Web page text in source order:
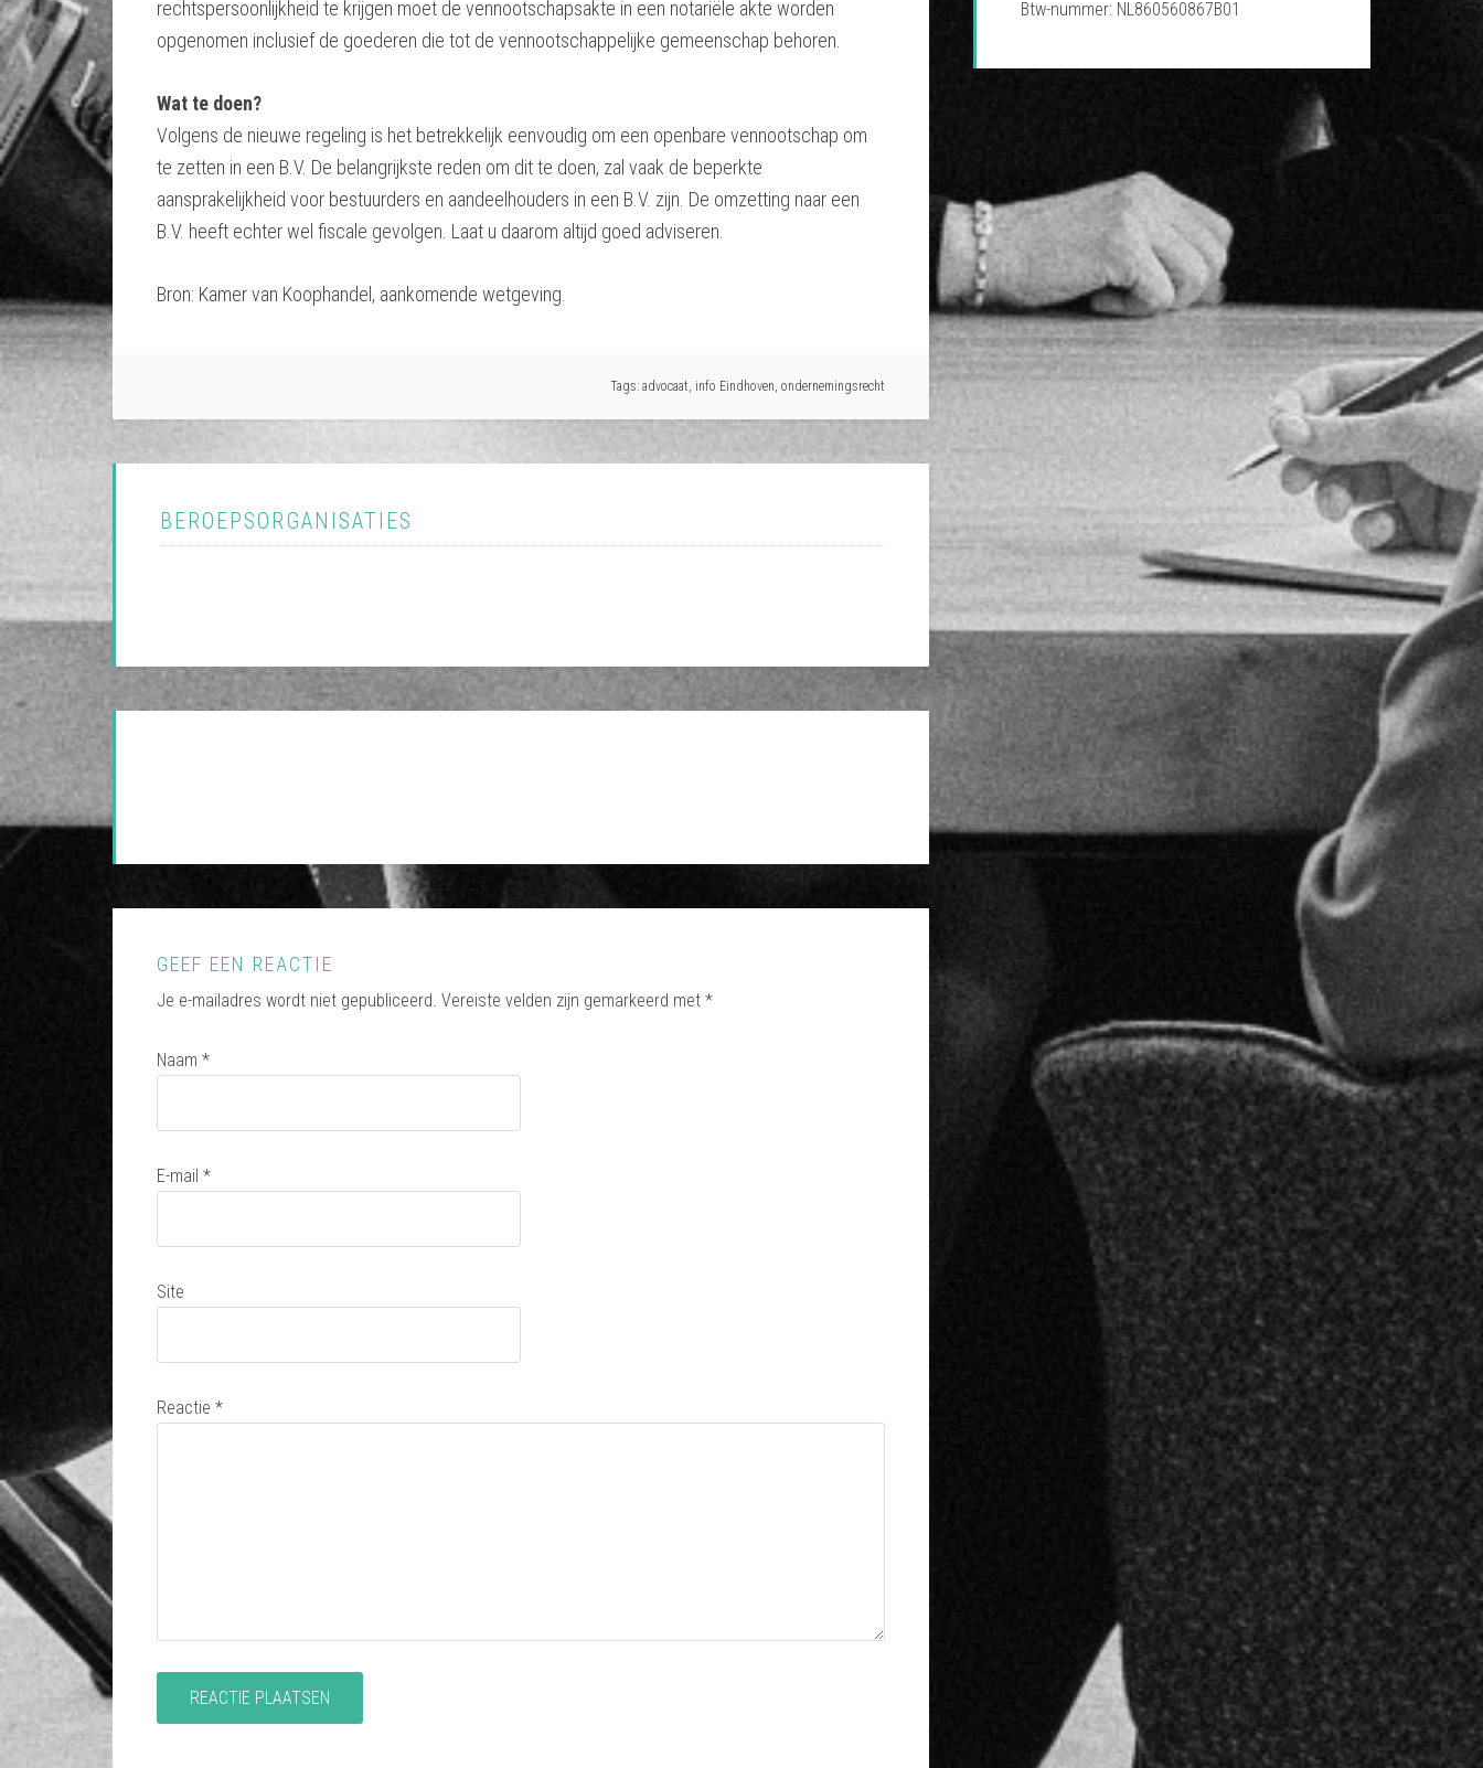
rechtspersoonlijkheid te krijgen moet de vennootschapsakte in een notariële akte worden
opgenomen inclusief de goederen die tot de vennootschappelijke gemeenschap behoren.
Wat te doen?
Volgens de nieuwe regeling is het betrekkelijk eenvoudig om een openbare vennootschap om
te zetten in een B.V. De belangrijkste reden om dit te doen, zal vaak de beperkte
aansprakelijkheid voor bestuurders en aandeelhouders in een B.V. zijn. De omzetting naar een
B.V. heeft echter wel fiscale gevolgen. Laat u daarom altijd goed adviseren.
Bron: Kamer van Koophandel, aankomende wetgeving.
Tags: advocaat, info Eindhoven, ondernemingsrecht
BEROEPSORGANISATIES
GEEF EEN REACTIE
Je e-mailadres wordt niet gepubliceerd. Vereiste velden zijn gemarkeerd met *
Naam *
E-mail *
Site
Reactie *
Btw-nummer: NL860560867B01